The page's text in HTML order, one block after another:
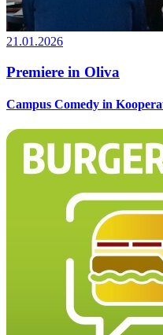
21.01.2026
Premiere in Oliva
Campus Comedy in